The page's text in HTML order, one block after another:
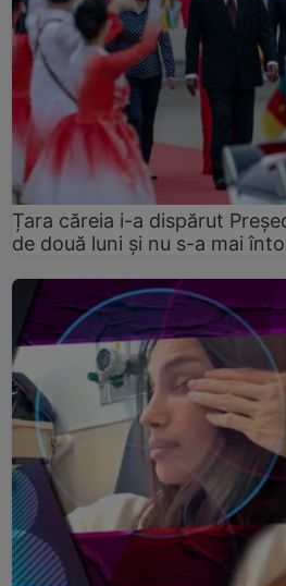
Țara căreia i-a dispărut
de două luni și nu s-a mai